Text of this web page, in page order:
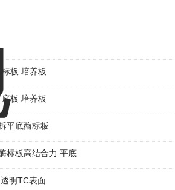
板 培养板
板 培养板
平底酶标板
标板高结合力 平底
明TC表面